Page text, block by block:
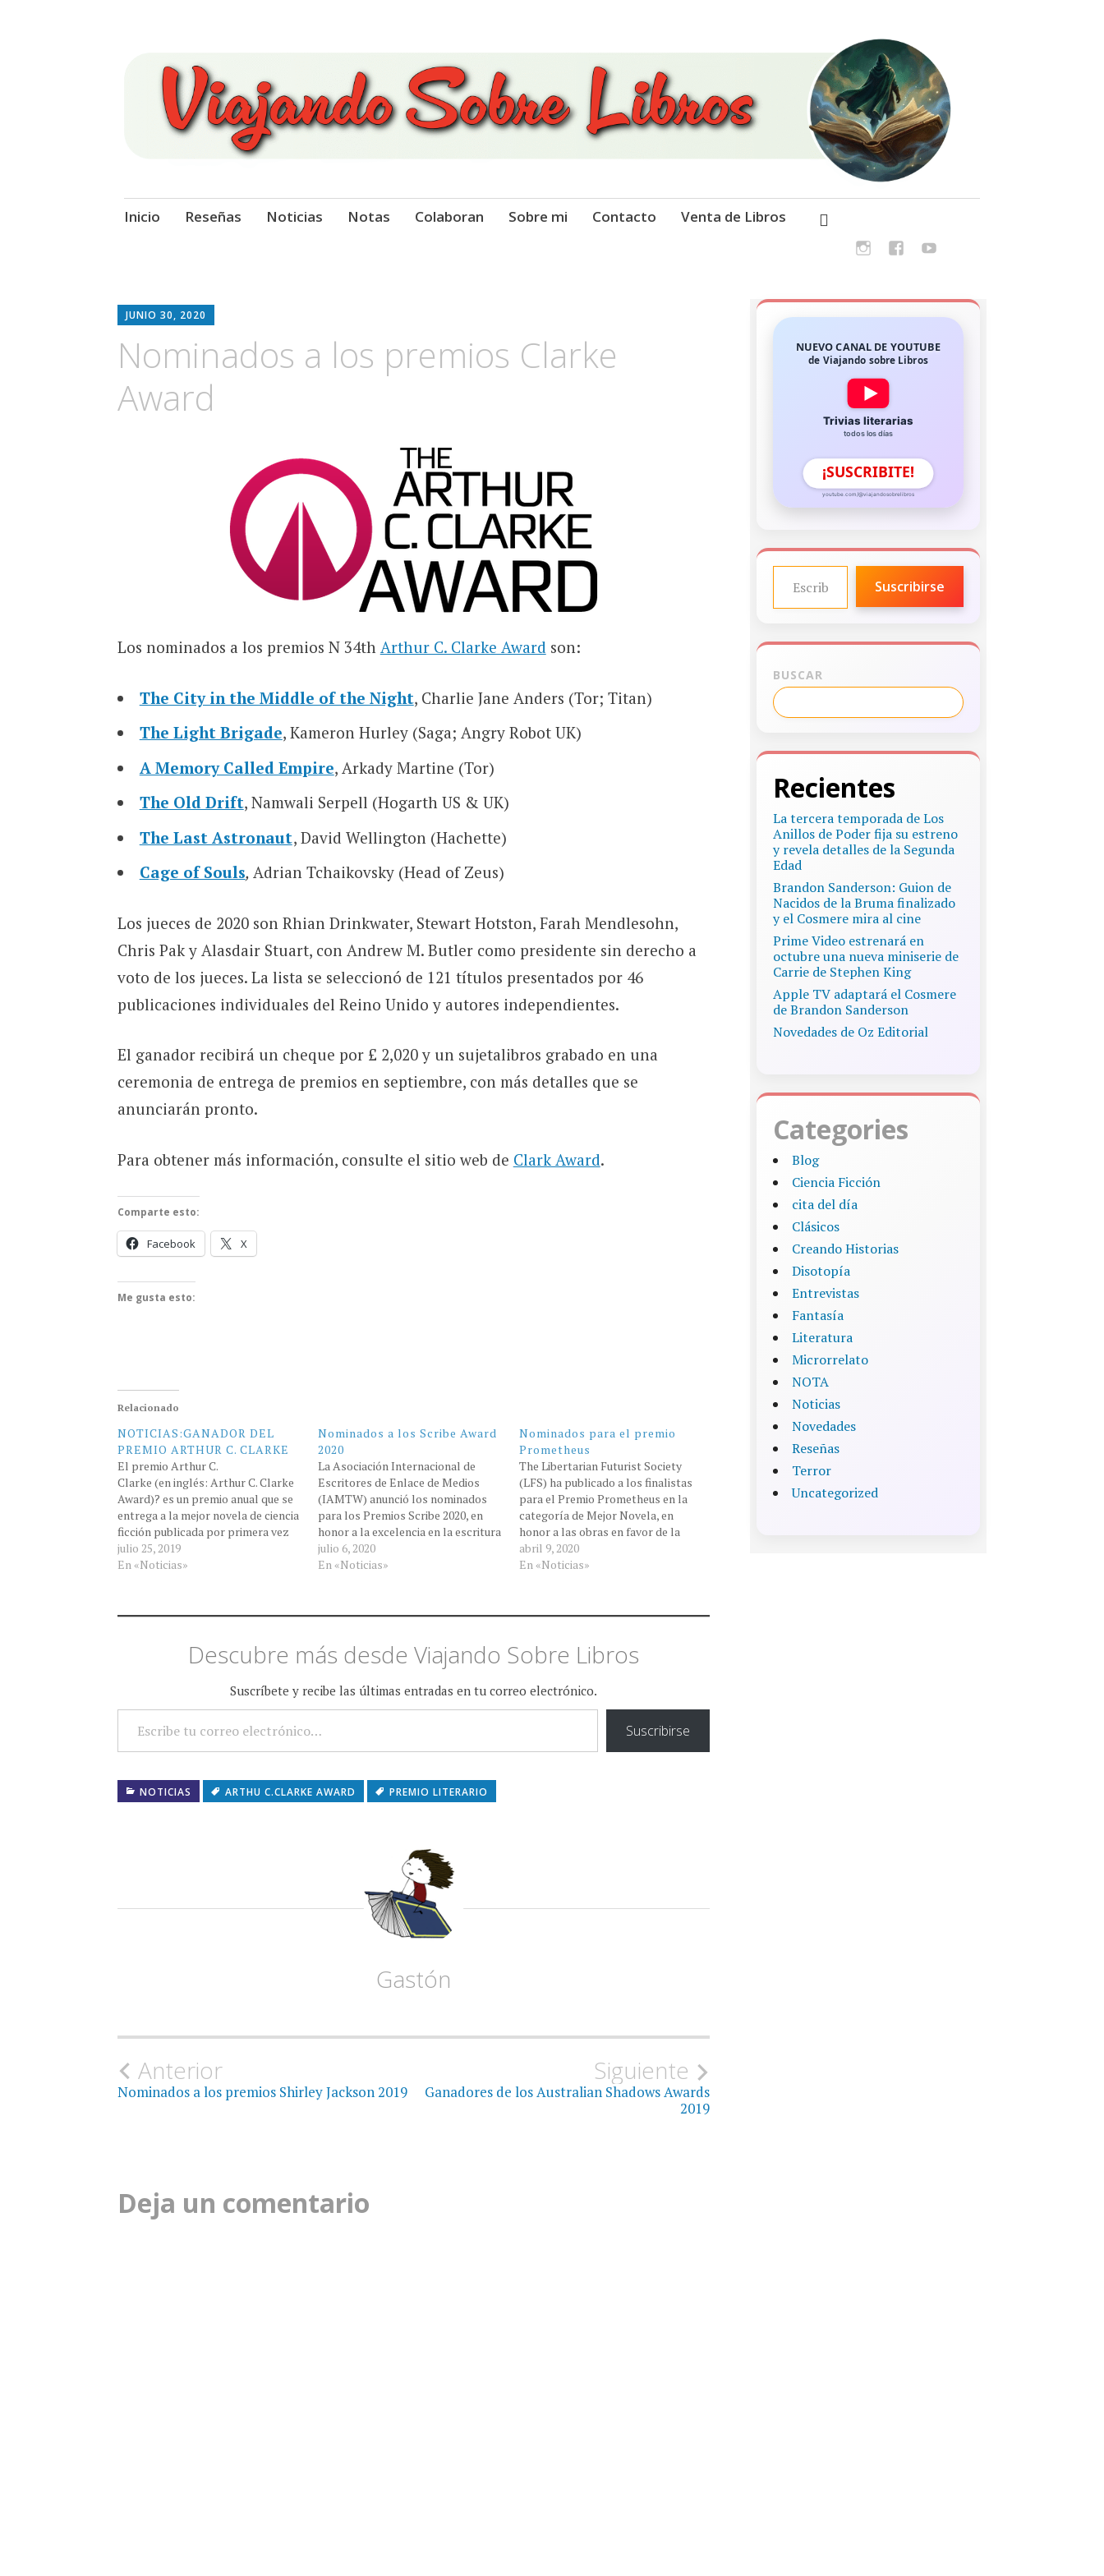
Viajando Sobre Libros
Ir
Inicio Reseñas Noticias Notas Colaboran Sobre mi Contacto Venta de Libros
JUNIO 30, 2020
Nominados a los premios Clarke
Award
Los nominados a los premios N 34th Arthur C. Clarke Award son:
The City in the Middle of the Night, Charlie Jane Anders (Tor; Titan)
The Light Brigade, Kameron Hurley (Saga; Angry Robot UK)
A Memory Called Empire, Arkady Martine (Tor)
The Old Drift, Namwali Serpell (Hogarth US & UK)
The Last Astronaut, David Wellington (Hachette)
Cage of Souls, Adrian Tchaikovsky (Head of Zeus)
Los jueces de 2020 son Rhian Drinkwater, Stewart Hotston, Farah Mendlesohn,
Chris Pak y Alasdair Stuart, con Andrew M. Butler como presidente sin derecho a
voto de los jueces. La lista se seleccionó de 121 títulos presentados por 46
publicaciones individuales del Reino Unido y autores independientes.
El ganador recibirá un cheque por £ 2,020 y un sujetalibros grabado en una
ceremonia de entrega de premios en septiembre, con más detalles que se
anunciarán pronto.
Para obtener más información, consulte el sitio web de Clark Award.
Comparte esto:
Facebook X
Me gusta esto:
Relacionado
NOTICIAS:GANADOR DEL
PREMIO ARTHUR C. CLARKE
El premio Arthur C.
Clarke (en inglés: Arthur C. Clarke
Award)? es un premio anual que se
entrega a la mejor novela de ciencia
ficción publicada por primera vez
en el Reino Unido durante el año
anterior a la entrega.1​ El premio
entregándose el primer premio en
julio 25, 2019
En «Noticias»
Nominados a los Scribe Award
2020
La Asociación Internacional de
Escritores de Enlace de Medios
(IAMTW) anunció los nominados
para los Premios Scribe 2020, en
honor a la excelencia en la escritura
de enlace con licencia. Los
nominados de interés de género
Owls, Greg Cox (Titan)Star Wars:
julio 6, 2020
En «Noticias»
Nominados para el premio
Prometheus
The Libertarian Futurist Society
(LFS) ha publicado a los finalistas
para el Premio Prometheus en la
categoría de Mejor Novela, en
honor a las obras en favor de la
libertad publicadas en 2019. Premio
a la mejor novela The Testaments,
Cherryh…
abril 9, 2020
En «Noticias»
Descubre más desde Viajando Sobre Libros
Suscríbete y recibe las últimas entradas en tu correo electrónico.
ESCRIBE TU CORREO ELECTRÓNICO…
Suscribirse
NOTICIAS ARTHU C.CLARKE AWARD PREMIO LITERARIO
Gastón
Navegación
entrada
Anterior
Nominados a los premios Shirley Jackson 2019
Siguiente
Ganadores de los Australian Shadows Awards
2019
Deja un comentario
NUEVO CANAL DE YOUTUBE
de Viajando sobre Libros
Trivias literarias
todos los días
¡SUSCRIBITE!
youtube.com/@viajandosobrelibros
ESCRIBE TU CORREO ELECTRÓNICO…
Suscribirse
BUSCAR
Recientes
La tercera temporada de Los
Anillos de Poder fija su estreno
y revela detalles de la Segunda
Edad
Brandon Sanderson: Guion de
Nacidos de la Bruma finalizado
y el Cosmere mira al cine
Prime Video estrenará en
octubre una nueva miniserie de
Carrie de Stephen King
Apple TV adaptará el Cosmere
de Brandon Sanderson
Novedades de Oz Editorial
Categories
Blog
Ciencia Ficción
cita del día
Clásicos
Creando Historias
Disotopía
Entrevistas
Fantasía
Literatura
Microrrelato
NOTA
Noticias
Novedades
Reseñas
Terror
Uncategorized